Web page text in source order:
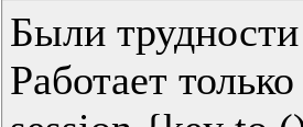
Были
Работает